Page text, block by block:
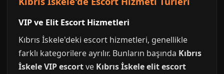
VIP ve Elit Escort Hizmetleri
Kıbrıs İskele'deki escort hizmetleri, genellikle
farklı kategorilere ayrılır. Bunların başında Kıbrıs
İskele VIP escortve Kıbrıs İskele elit escort